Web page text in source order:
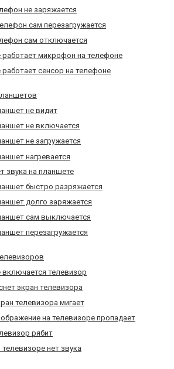
не заряжается
сам перезагружается
сам отключается
работает микрофон на телефоне
работает сенсор на телефоне
не видит
не включается
не загружается
нагревается
звука на планшете
быстро разряжается
долго заряжается
сам выключается
перезагружается
включается телевизор
экран телевизора
телевизора мигает
на телевизоре пропадает
рябит
телевизоре нет звука